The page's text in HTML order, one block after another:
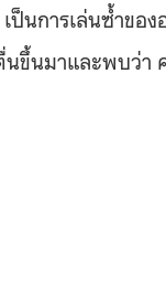
นการเล่นซ้ำขอ
นมาและพบว่า ค